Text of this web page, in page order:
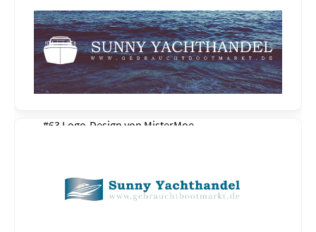
#63 Logo-Design von MisterMoe